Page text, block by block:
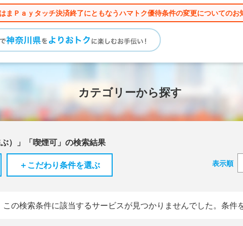
はまＰａｙタッチ決済終了にともなうハマトク優待条件の変更についてのお
カテゴリーから探す
）」「喫煙可」の検索結果
＋こだわり条件を選ぶ 表示順
の検索条件に該当するサービスが見つかりませんでした。条件